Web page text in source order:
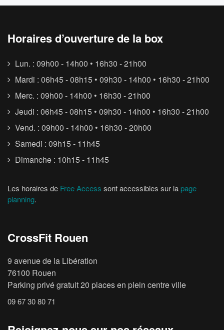
Horaires d’ouverture de la box
Lun. : 09h00 - 14h00 • 16h30 - 21h00
Mardi : 06h45 - 08h15 • 09h30 - 14h00 • 16h30 - 21h00
Merc. : 09h00 - 14h00 • 16h30 - 21h00
Jeudi : 06h45 - 08h15 • 09h30 - 14h00 • 16h30 - 21h00
Vend. : 09h00 - 14h00 • 16h30 - 20h00
Samedi : 09h15 - 11h45
Dimanche : 10h15 - 11h45
Les horaires de Free Access sont accessibles sur la page
planning.
CrossFit Rouen
9 avenue de la Libération
76100 Rouen
Parking privé gratuit 20 places en plein centre ville
09 67 30 80 71